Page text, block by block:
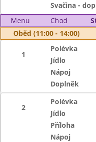
Svačina -
Menu
Chod
Oběd (11:00 - 14:00)
1
Polévka
Jídlo
Nápoj
Doplněk
2
Polévka
Jídlo
Příloha
Nápoj